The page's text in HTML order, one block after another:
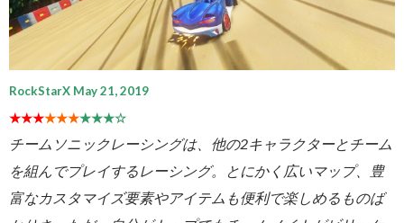
RockStarX May 21, 2019
★★★★★★★★★☆
チームソニックレーシングは、他の2キャラクターとチーム
を組んでプレイするレーシング。とにかく広いマップ、豊
富なカスタマイズ要素やアイテムも便利で楽しめるものば